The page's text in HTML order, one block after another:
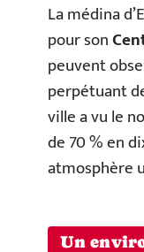
La médina
pour son
peuvent
perpétuant
ville a vu le
de 70 % en
atmosphère
Un